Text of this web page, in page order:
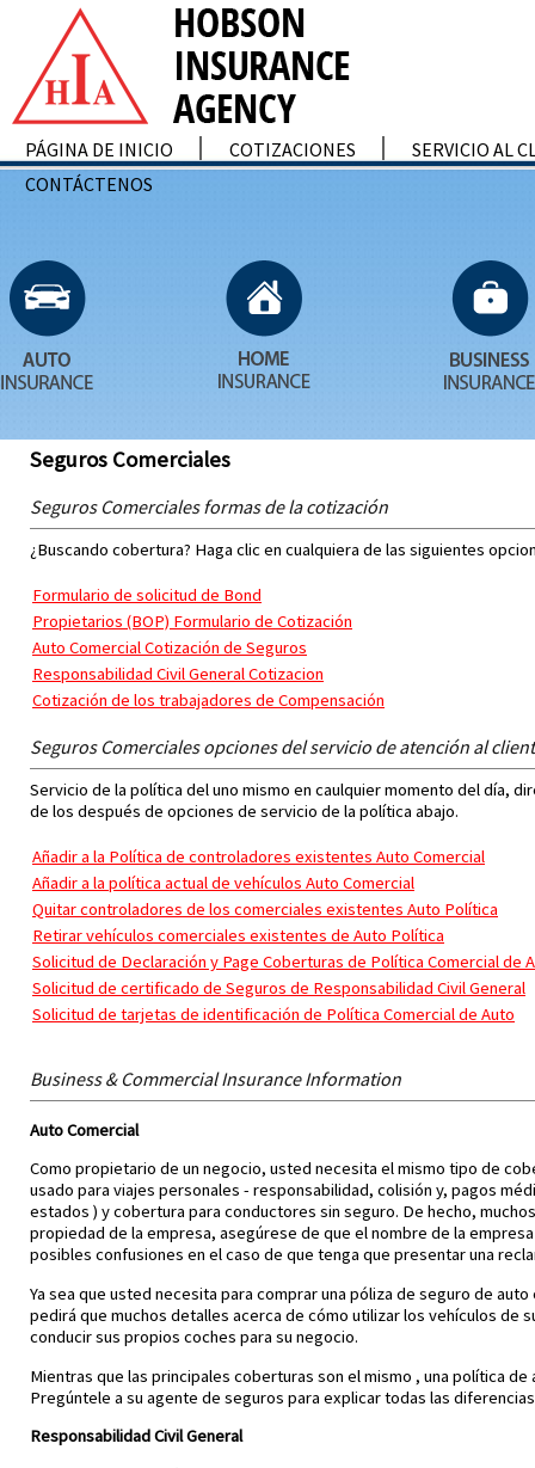
PÁGINA DE INICIO COTIZACIONES
SERVICIO AL
CONTÁCTENOS
Seguros Comerciales
Seguros Comerciales formas de la cotización
¿Buscando cobertura? Haga clic en cualquiera de las siguientes
Formulario de solicitud de Bond
Propietarios (BOP) Formulario de Cotización
Auto Comercial Cotización de Seguros
Responsabilidad Civil General Cotizacion
Cotización de los trabajadores de Compensación
Seguros Comerciales opciones del servicio de atención al
Servicio de la política del uno mismo en caulquier momento del día,
de los después de opciones de servicio de la política abajo.
Añadir a la Política de controladores existentes Auto Comercial
Añadir a la política actual de vehículos Auto Comercial
Quitar controladores de los comerciales existentes Auto Política
Retirar vehículos comerciales existentes de Auto Política
Solicitud de Declaración y Page Coberturas de Política Comercial de
Solicitud de certificado de Seguros de Responsabilidad Civil General
Solicitud de tarjetas de identificación de Política Comercial de Auto
Business & Commercial Insurance Information
Auto Comercial
Como propietario de un negocio, usted necesita el mismo tipo de
usado para viajes personales - responsabilidad, colisión y, pagos
estados ) y cobertura para conductores sin seguro. De hecho,
propiedad de la empresa, asegúrese de que el nombre de la
posibles confusiones en el caso de que tenga que presentar una
Ya sea que usted necesita para comprar una póliza de seguro de
pedirá que muchos detalles acerca de cómo utilizar los vehículos de
conducir sus propios coches para su negocio.
Mientras que las principales coberturas son el mismo , una política
Pregúntele a su agente de seguros para explicar todas las
Responsabilidad Civil General